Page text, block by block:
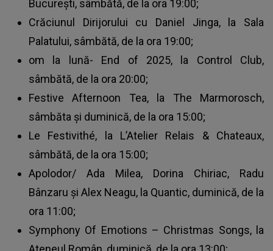
București, sâmbătă, de la ora 19:00;
Crăciunul Dirijorului cu Daniel Jinga, la Sala
Palatului, sâmbătă, de la ora 19:00;
om la lună- End of 2025, la Control Club,
sâmbătă, de la ora 20:00;
Festive Afternoon Tea, la The Marmorosch,
sâmbăta și duminică, de la ora 15:00;
Le Festivithé, la L’Atelier Relais & Chateaux,
sâmbătă, de la ora 15:00;
Apolodor/ Ada Milea, Dorina Chiriac, Radu
Bânzaru și Alex Neagu, la Quantic, duminică, de la
ora 11:00;
Symphony Of Emotions – Christmas Songs, la